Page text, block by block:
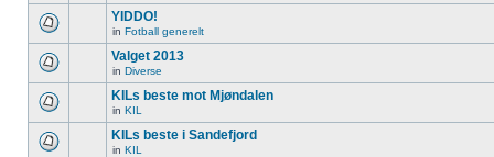
YIDDO!
in Fotball generelt
Valget 2013
in Diverse
KILs beste mot Mjøndalen
in KIL
KILs beste i Sandefjord
in KIL